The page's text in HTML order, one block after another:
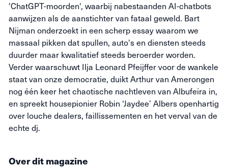
'ChatGPT-moorden', waarbij nabestaanden AI-chatbots
aanwijzen als de aanstichter van fataal geweld. Bart
Nijman onderzoekt in een scherp essay waarom we
massaal pikken dat spullen, auto's en diensten steeds
duurder maar kwalitatief steeds beroerder worden.
Verder waarschuwt Ilja Leonard Pfeijffer voor de wankele
staat van onze democratie, duikt Arthur van Amerongen
nog één keer het chaotische nachtleven van Albufeira in,
en spreekt housepionier Robin ‘Jaydee’ Albers openhartig
over louche dealers, faillissementen en het verval van de
echte dj.
Over dit magazine